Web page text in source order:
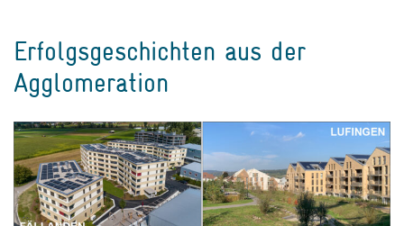
Erfolgsgeschichten aus der
Agglomeration